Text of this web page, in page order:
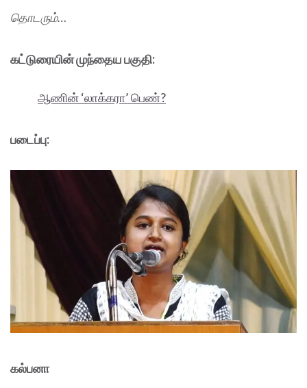
தொடரும்…
கட்டுரையின் முந்தைய பகுதி:
ஆணின் ‘லாக்கரா’ பெண்?
படைப்பு:
கல்பனா